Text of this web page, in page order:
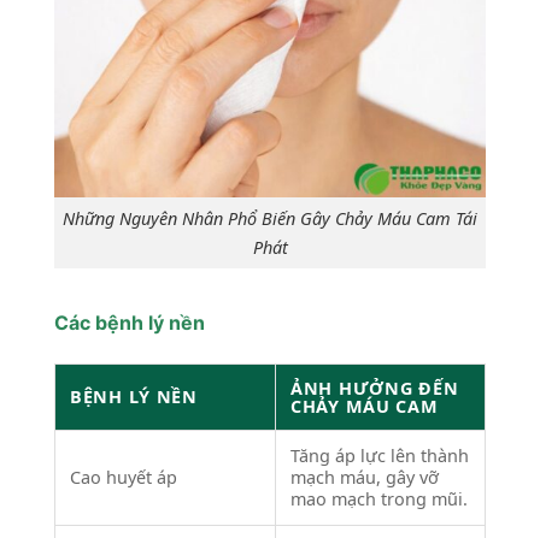
Những Nguyên Nhân Phổ Biến Gây Chảy Máu Cam Tái
Phát
Các bệnh lý nền
BỆNH LÝ NỀN ẢNH HƯỞNG ĐẾN
CHẢY MÁU CAM
Cao huyết áp
Tăng áp lực lên thành
mạch máu, gây vỡ
mao mạch trong mũi.